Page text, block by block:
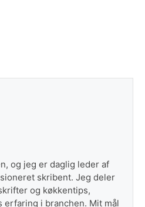
og jeg er daglig leder af
skribent. Jeg deler
og køkkentips,
erfaring i branchen. Mit mål